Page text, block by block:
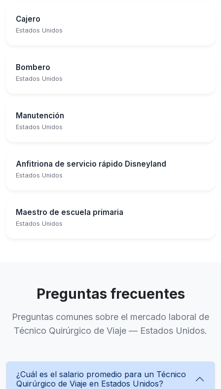
Cajero
Estados Unidos
Bombero
Estados Unidos
Manutención
Estados Unidos
Anfitriona de servicio rápido Disneyland
Estados Unidos
Maestro de escuela primaria
Estados Unidos
Preguntas frecuentes
Preguntas comunes sobre el mercado laboral de
Técnico Quirúrgico de Viaje — Estados Unidos.
¿Cuál es el salario promedio para un Técnico
Quirúrgico de Viaje en Estados Unidos?